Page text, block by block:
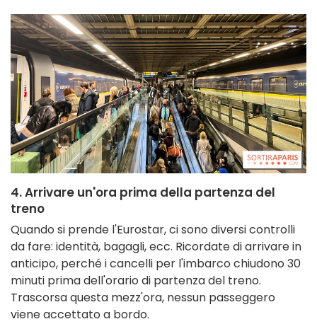
4. Arrivare un'ora prima della partenza del
treno
Quando si prende l'Eurostar, ci sono diversi controlli
da fare: identità, bagagli, ecc. Ricordate di arrivare in
anticipo, perché i cancelli per l'imbarco chiudono 30
minuti prima dell'orario di partenza del treno.
Trascorsa questa mezz'ora, nessun passeggero
viene accettato a bordo.